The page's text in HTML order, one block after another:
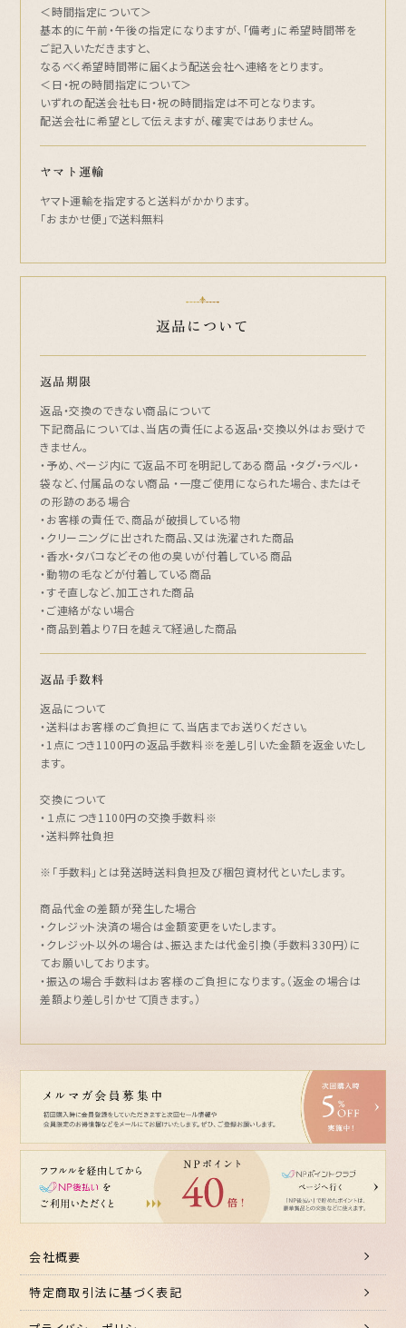
＜時間指定について＞
基本的に午前・午後の指定になりますが、「備考」に希望時間帯を
ご記入いただきますと、
なるべく希望時間帯に届くよう配送会社へ連絡をとります。
＜日・祝の時間指定について＞
いずれの配送会社も日・祝の時間指定は不可となります。
配送会社に希望として伝えますが、確実ではありません。
ヤマト運輸
ヤマト運輸を指定すると送料がかかります。
「おまかせ便」で送料無料
返品について
返品期限
返品・交換のできない商品について
下記商品については、当店の責任による返品・交換以外はお受けで
きません。
・予め、ページ内にて返品不可を明記してある商品 ・タグ・ラベル・
袋など、付属品のない商品 ・一度ご使用になられた場合、またはそ
の形跡のある場合
・お客様の責任で、商品が破損している物
・クリーニングに出された商品、又は洗濯された商品
・香水・タバコなどその他の臭いが付着している商品
・動物の毛などが付着している商品
・すそ直しなど、加工された商品
・ご連絡がない場合
・商品到着より7日を越えて経過した商品
返品手数料
返品について
・送料はお客様のご負担にて、当店までお送りください。
・1点につき1100円の返品手数料※を差し引いた金額を返金いたし
ます。
交換について
・１点につき1100円の交換手数料※
・送料弊社負担
※「手数料」とは発送時送料負担及び梱包資材代といたします。
商品代金の差額が発生した場合
・クレジット決済の場合は金額変更をいたします。
・クレジット以外の場合は、振込または代金引換（手数料330円）に
てお願いしております。
・振込の場合手数料はお客様のご負担になります。（返金の場合は
差額より差し引かせて頂きます。）
会社概要
特定商取引法に基づく表記